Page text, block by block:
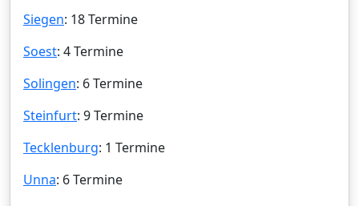
Siegen: 18 Termine
Soest: 4 Termine
Solingen: 6 Termine
Steinfurt: 9 Termine
Tecklenburg: 1 Termine
Unna: 6 Termine